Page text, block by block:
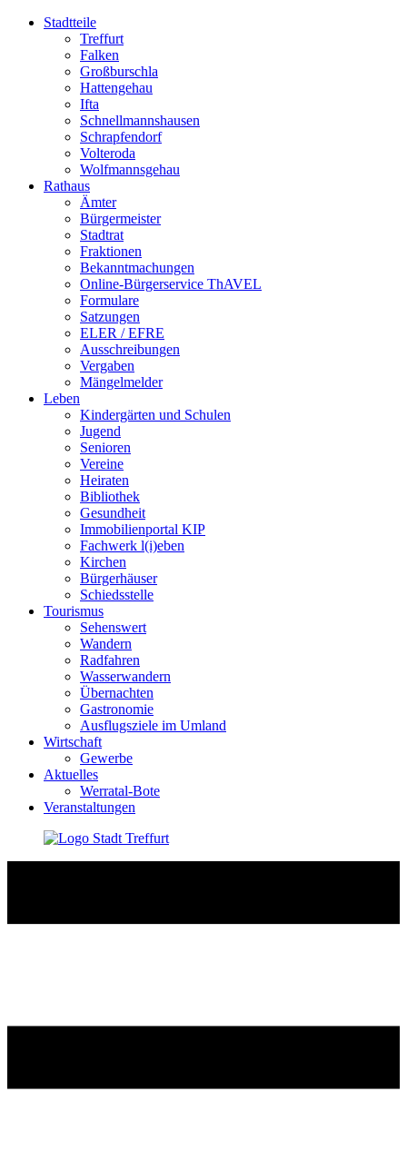
Stadtteile
Treffurt
Falken
Großburschla
Hattengehau
Ifta
Schnellmannshausen
Schrapfendorf
Volteroda
Wolfmannsgehau
Rathaus
Ämter
Bürgermeister
Stadtrat
Fraktionen
Bekanntmachungen
Online-Bürgerservice ThAVEL
Formulare
Satzungen
ELER / EFRE
Ausschreibungen
Vergaben
Mängelmelder
Leben
Kindergärten und Schulen
Jugend
Senioren
Vereine
Heiraten
Bibliothek
Gesundheit
Immobilienportal KIP
Fachwerk l(i)eben
Kirchen
Bürgerhäuser
Schiedsstelle
Tourismus
Sehenswert
Wandern
Radfahren
Wasserwandern
Übernachten
Gastronomie
Ausflugsziele im Umland
Wirtschaft
Gewerbe
Aktuelles
Werratal-Bote
Veranstaltungen